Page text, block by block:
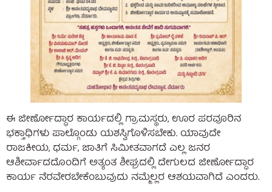
ಈ ಜೀರ್ಣೋದ್ಧಾರ ಕಾರ್ಯದಲ್ಲಿ ಗ್ರಾಮಸ್ಥರು, ಊರ ಪರವೂರಿನ
ಭಕ್ತಾಧಿಗಳು ಪಾಲ್ಗೊಂಡು ಯಶಸ್ವಿಗೊಳಿಸಬೇಕು. ಯಾವುದೇ
ರಾಜಕೀಯ, ಧರ್ಮ, ಜಾತಿಗೆ ಸಿಮೀತವಾಗದೆ ಎಲ್ಲ ಜನರ
ಆಶೀರ್ವಾದದೊಂದಿಗೆ ಅತ್ಯಂತ ಶೀಘ್ರದಲ್ಲಿ ದೇಗುಲದ ಜೀರ್ಣೋದ್ಧಾರ
ಕಾರ್ಯ ನೆರವೇರಬೇಕೆಂಬುವುದು ನಮ್ಮೆಲ್ಲರ ಆಶಯವಾಗಿದೆ ಎಂದರು.